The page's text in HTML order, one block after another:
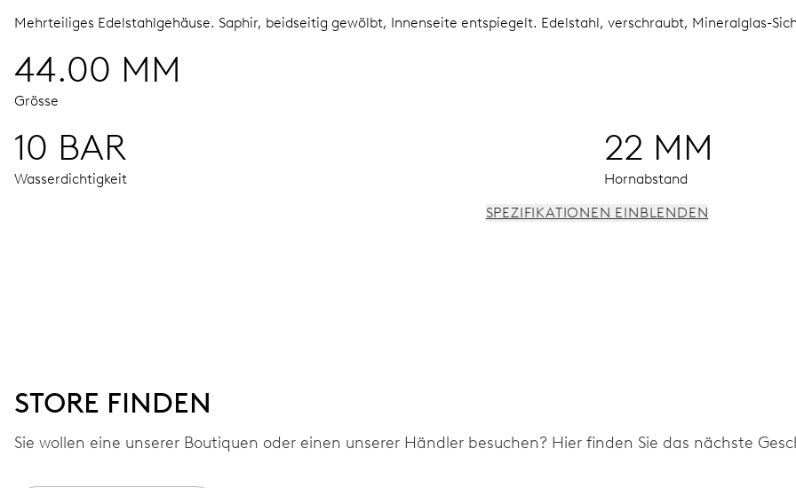
Mehrteiliges Edelstahlgehäuse. Saphir, beidseitig gewölbt, Innenseite entspiegelt. Edelstahl, verschraubt, Mineralglas-
44.00 MM
Grösse
10 BAR
Wasserdichtigkeit
22 MM
Hornabstand
38 Std.
SPEZIFIKATIONEN EINBLENDEN
STORE FINDEN
Sie wollen eine unserer Boutiquen oder einen unserer Händler besuchen? Hier finden Sie das nächste